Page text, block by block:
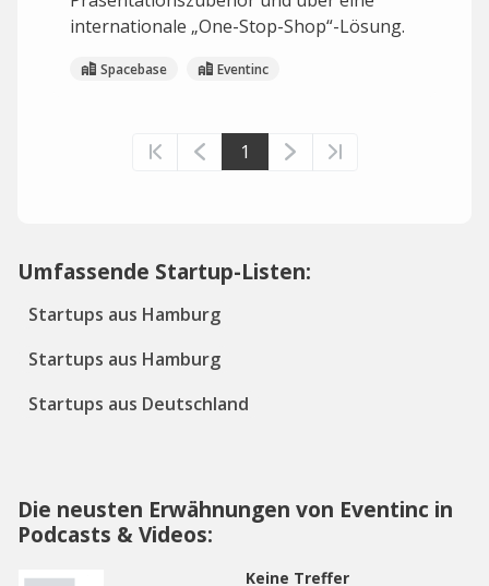
internationale „One-Stop-Shop“-Lösung.
Spacebase Eventinc
1
Umfassende Startup-Listen:
Startups aus Hamburg
Startups aus Hamburg
Startups aus Deutschland
Die neusten Erwähnungen von Eventinc in
Podcasts & Videos:
Keine Treffer